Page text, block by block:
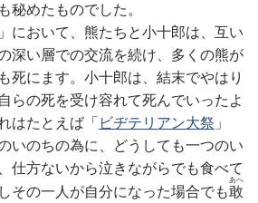
秘めたものでした。
」において、熊たちと小十郎は、互い
深い層での交流を続け、多くの熊が
死にます。小十郎は、結末でやはり
らの死を受け容れて死んでいったよ
はたとえば「 ビヂテリアン大祭 」
いのちの為に、どうしても一つのい
仕方ないから泣きながらでも食べて
その一人が自分になった場合でも敢
あへ